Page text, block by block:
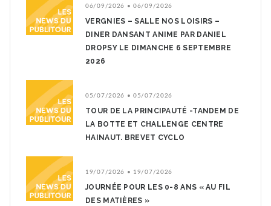
06/09/2026 • 06/09/2026
VERGNIES – SALLE NOS LOISIRS –
DINER DANSANT ANIME PAR DANIEL
DROPSY LE DIMANCHE 6 SEPTEMBRE
2026
05/07/2026 • 05/07/2026
TOUR DE LA PRINCIPAUTÉ -TANDEM DE
LA BOTTE ET CHALLENGE CENTRE
HAINAUT. BREVET CYCLO
19/07/2026 • 19/07/2026
JOURNÉE POUR LES 0-8 ANS « AU FIL
DES MATIÈRES »